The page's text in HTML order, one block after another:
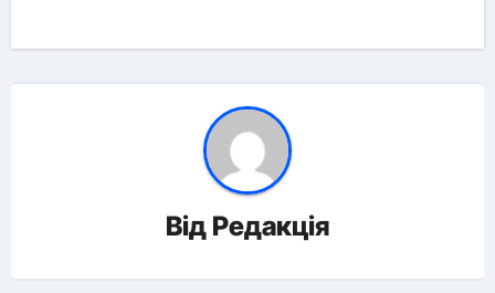
Від Редакція